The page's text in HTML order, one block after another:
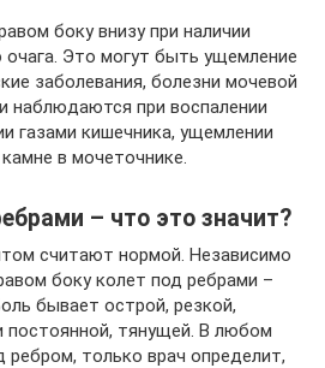
боку внизу при наличии
очага. Это могут быть ущемление
заболевания, болезни мочевой
наблюдаются при воспалении
газами кишечника, ущемлении
в мочеточнике.
– что это значит?
считают нормой. Независимо
боку колет под ребрами –
бывает острой, резкой,
постоянной, тянущей. В любом
ребром, только врач определит,